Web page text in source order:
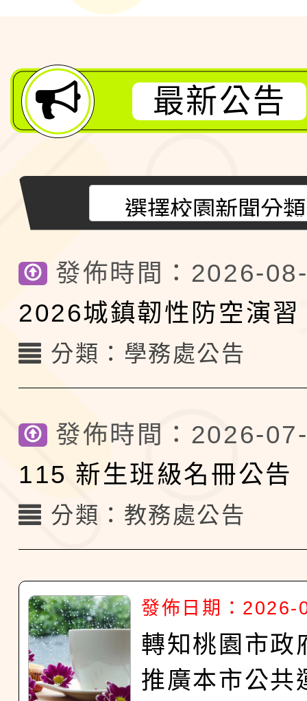
最新公告
發佈時間：2026-
2026城鎮韌性防空演習
分類： 學務處公告
發佈時間：2026-
115 新生班級名冊公告
分類： 教務處公告
發佈日期：2026-
轉知桃園市政
推廣本市公共